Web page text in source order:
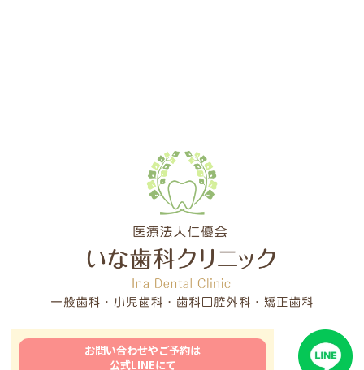
お問い合わせやご予約は
公式LINEにて